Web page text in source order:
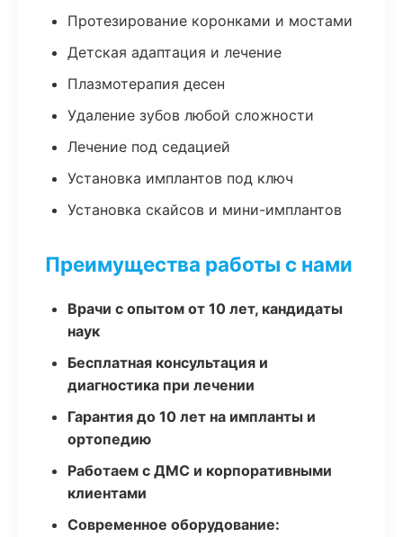
Протезирование коронками и мостами
Детская адаптация и лечение
Плазмотерапия десен
Удаление зубов любой сложности
Лечение под седацией
Установка имплантов под ключ
Установка скайсов и мини-имплантов
Преимущества работы с нами
Врачи с опытом от 10 лет, кандидаты
наук
Бесплатная консультация и
диагностика при лечении
Гарантия до 10 лет на импланты и
ортопедию
Работаем с ДМС и корпоративными
клиентами
Современное оборудование: